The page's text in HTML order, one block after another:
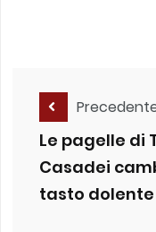
Le pagelle di
Casadei
tasto dolente